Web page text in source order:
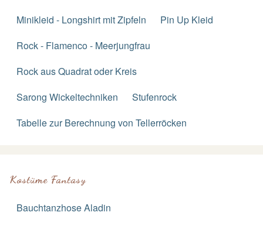
Minikleid - Longshirt mit Zipfeln
Pin Up Kleid
Rock - Flamenco - Meerjungfrau
Rock aus Quadrat oder Kreis
Sarong Wickeltechniken
Stufenrock
Tabelle zur Berechnung von Tellerröcken
Kostüme Fantasy
Bauchtanzhose Aladin